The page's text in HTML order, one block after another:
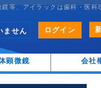
等、アイラックは歯科・医
ません ログイン
顕微鏡 会社